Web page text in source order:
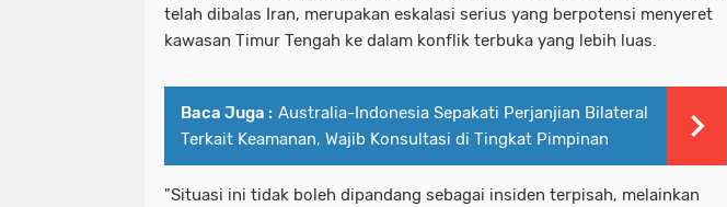
telah dibalas Iran, merupakan eskalasi serius yang berpotensi menyeret
kawasan Timur Tengah ke dalam konflik terbuka yang lebih luas.
Baca Juga : Australia-Indonesia Sepakati Perjanjian Bilateral
Terkait Keamanan, Wajib Konsultasi di Tingkat Pimpinan
"Situasi ini tidak boleh dipandang sebagai insiden terpisah, melainkan